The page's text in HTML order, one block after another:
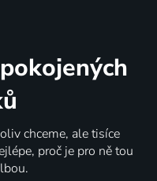
chceme, ale tisíce
proč je pro ně tou